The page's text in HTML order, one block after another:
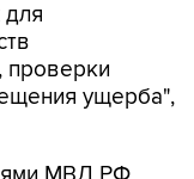
проверки
ущерба",